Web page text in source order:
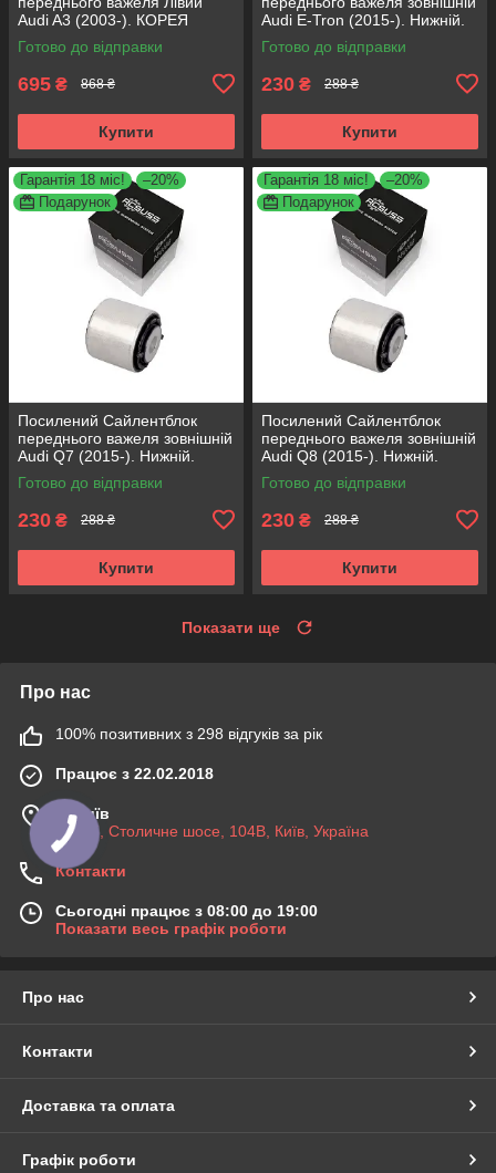
Audi A3 (2003-). КОРЕЯ
Acsuss! 34762 , JBU691 ,
VKDS331004
Готово до відправки
695 ₴ 868 ₴
Купити
Audi E-Tron (2015-). Нижній.
КОРЕЯ Acsuss! FE175192 ,
VKDS331087
Готово до відправки
230 ₴ 288 ₴
Купити
Гарантія 18 міс!
–20%
Подарунок
Посилений Сайлентблок
переднього важеля зовнішній
Audi Q7 (2015-). Нижній.
КОРЕЯ Acsuss! FE175192 ,
VKDS331087
Готово до відправки
230 ₴ 288 ₴
Купити
Гарантія 18 міс!
–20%
Подарунок
Посилений Сайлентблок
переднього важеля зовнішній
Audi Q8 (2015-). Нижній.
КОРЕЯ Acsuss! FE175192 ,
VKDS331087
Готово до відправки
230 ₴ 288 ₴
Купити
Показати ще
Про нас
100% позитивних з 298 відгуків за рік
Працює з 22.02.2018
м. Київ
03045, Столичне шосе, 104B, Київ, Україна
Контакти
Сьогодні працює з 08:00 до 19:00
Показати весь графік роботи
Про нас
Контакти
Доставка та оплата
Графік роботи